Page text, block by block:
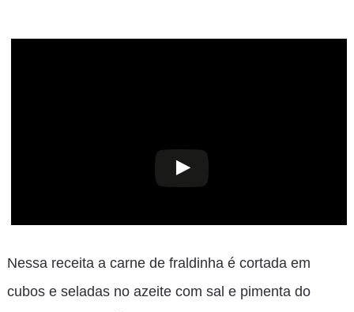
Nessa receita a carne de fraldinha é cortada em
cubos e seladas no azeite com sal e pimenta do